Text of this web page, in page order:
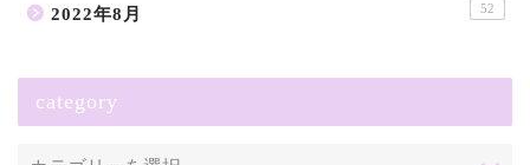
2022年8月 52
category